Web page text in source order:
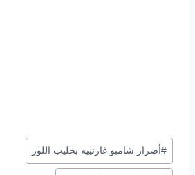
وسوم
المقال:
# أضرار شامبو غارنييه بحليب اللوز